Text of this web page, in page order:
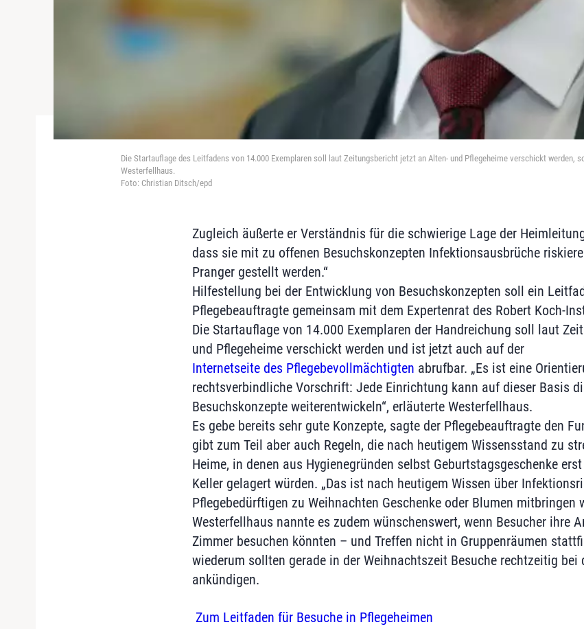
Die Startauflage des Leitfadens von 14.000 Exemplaren soll laut Zeitungsbericht jetzt an Alten- und Pflegeheime verschickt werden,
Westerfellhaus.
Foto: Christian Ditsch/epd
Zugleich äußerte er Verständnis für die schwierige Lage der
dass sie mit zu offenen Besuchskonzepten Infektionsausbrüche
Pranger gestellt werden.“
Hilfestellung bei der Entwicklung von Besuchskonzepten soll ein
Pflegebeauftragte gemeinsam mit dem Expertenrat des Robert Koch-
Die Startauflage von 14.000 Exemplaren der Handreichung soll laut
und Pflegeheime verschickt werden und ist jetzt auch auf der
Internetseite des Pflegebevollmächtigten abrufbar. „Es ist eine
rechtsverbindliche Vorschrift: Jede Einrichtung kann auf dieser Basis
Besuchskonzepte weiterentwickeln“, erläuterte Westerfellhaus.
Es gebe bereits sehr gute Konzepte, sagte der Pflegebeauftragte den
gibt zum Teil aber auch Regeln, die nach heutigem Wissensstand zu
Heime, in denen aus Hygienegründen selbst Geburtstagsgeschenke
Keller gelagert würden. „Das ist nach heutigem Wissen über
Pflegebedürftigen zu Weihnachten Geschenke oder Blumen
Westerfellhaus nannte es zudem wünschenswert, wenn Besucher ihre
Zimmer besuchen könnten – und Treffen nicht in Gruppenräumen
wiederum sollten gerade in der Weihnachtszeit Besuche rechtzeitig bei
ankündigen.
Zum Leitfaden für Besuche in Pflegeheimen